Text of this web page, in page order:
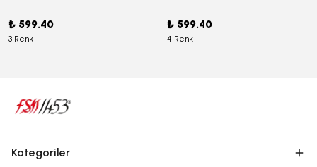
₺ 599.40
3 Renk
₺ 599.40
4 Renk
Kategoriler